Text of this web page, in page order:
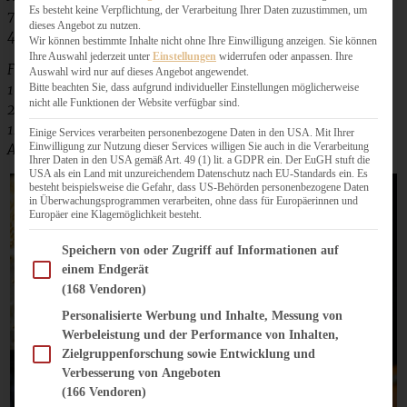
75 g Zucker
4 Orangen (filetiert und gut abgetropft)
Frosting:
100 g Butter zimmerwarm
250 g Mascarpone
120 g Puderzucker
Abrieb einer halben Bio-Orange
Es besteht keine Verpflichtung, der Verarbeitung Ihrer Daten zuzustimmen, um
dieses Angebot zu nutzen.
Wir können bestimmte Inhalte nicht ohne Ihre Einwilligung anzeigen. Sie können
Ihre Auswahl jederzeit unter Einstellungen widerrufen oder anpassen. Ihre
Auswahl wird nur auf dieses Angebot angewendet.
Bitte beachten Sie, dass aufgrund individueller Einstellungen möglicherweise
nicht alle Funktionen der Website verfügbar sind.
Einige Services verarbeiten personenbezogene Daten in den USA. Mit Ihrer
Einwilligung zur Nutzung dieser Services willigen Sie auch in die Verarbeitung
Ihrer Daten in den USA gemäß Art. 49 (1) lit. a GDPR ein. Der EuGH stuft die
USA als ein Land mit unzureichendem Datenschutz nach EU-Standards ein. Es
besteht beispielsweise die Gefahr, dass US-Behörden personenbezogene Daten
in Überwachungsprogrammen verarbeiten, ohne dass für Europäerinnen und
Europäer eine Klagemöglichkeit besteht.
Im Folgenden finden Sie eine Liste der Zwecke des IAB Transparency and Consent
Speichern von oder Zugriff auf Informationen auf
einem Endgerät
(168 Vendoren)
Personalisierte Werbung und Inhalte, Messung von
Werbeleistung und der Performance von Inhalten,
Zielgruppenforschung sowie Entwicklung und
Verbesserung von Angeboten
(166 Vendoren)